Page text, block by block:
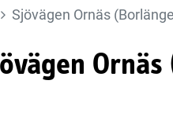
Sjövägen Ornäs